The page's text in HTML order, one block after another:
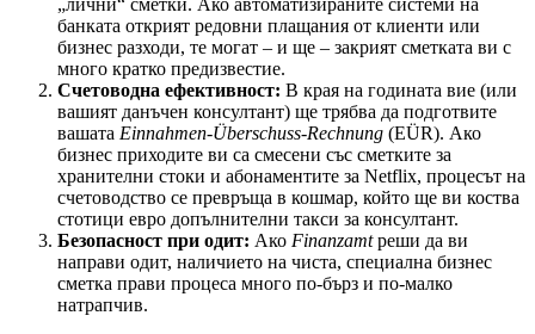
„лични“ сметки. Ако автоматизираните системи на
банката открият редовни плащания от клиенти или
бизнес разходи, те могат – и ще – закрият сметката ви с
много кратко предизвестие.
Счетоводна ефективност: В края на годината вие (или
вашият данъчен консултант) ще трябва да подготвите
вашата Einnahmen-Überschuss-Rechnung (EÜR). Ако
бизнес приходите ви са смесени със сметките за
хранителни стоки и абонаментите за Netflix, процесът на
счетоводство се превръща в кошмар, който ще ви коства
стотици евро допълнителни такси за консултант.
Безопасност при одит: Ако Finanzamtреши да ви
направи одит, наличието на чиста, специална бизнес
сметка прави процеса много по-бърз и по-малко
натрапчив.